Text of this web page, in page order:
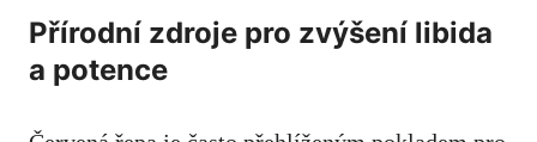
Přírodní zdroje pro zvýšení libida
a potence